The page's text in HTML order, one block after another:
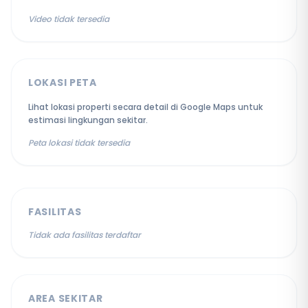
Video tidak tersedia
LOKASI PETA
Lihat lokasi properti secara detail di Google Maps untuk
estimasi lingkungan sekitar.
Peta lokasi tidak tersedia
FASILITAS
Tidak ada fasilitas terdaftar
AREA SEKITAR